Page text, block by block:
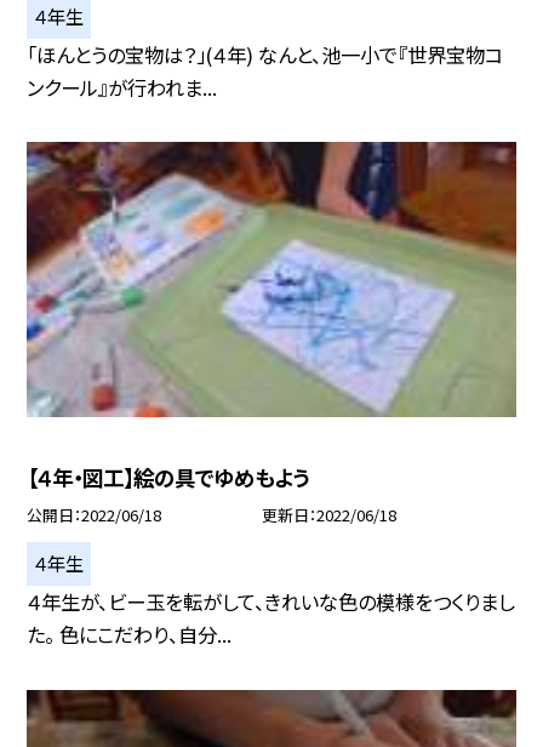
４年生
「ほんとうの宝物は？」(４年) なんと、池一小で『世界宝物コ
ンクール』が行われま...
【４年・図工】絵の具でゆめもよう
公開日 2022/06/18 更新日 2022/06/18
４年生
４年生が、ビー玉を転がして、きれいな色の模様をつくりまし
た。 色にこだわり、自分...